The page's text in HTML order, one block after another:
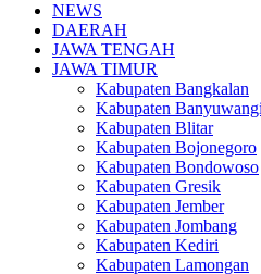
NEWS
DAERAH
JAWA TENGAH
JAWA TIMUR
Kabupaten Bangkalan
Kabupaten Banyuwangi
Kabupaten Blitar
Kabupaten Bojonegoro
Kabupaten Bondowoso
Kabupaten Gresik
Kabupaten Jember
Kabupaten Jombang
Kabupaten Kediri
Kabupaten Lamongan